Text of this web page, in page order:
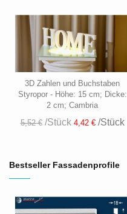
3D Zahlen und Buchstaben
Styropor - Höhe: 15 cm; Dicke:
2 cm; Cambria
5,52 €/Stück 4,42 €/Stück
Bestseller Fassadenprofile